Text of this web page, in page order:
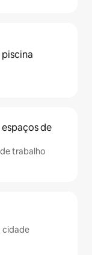
de
trabalho
cidade